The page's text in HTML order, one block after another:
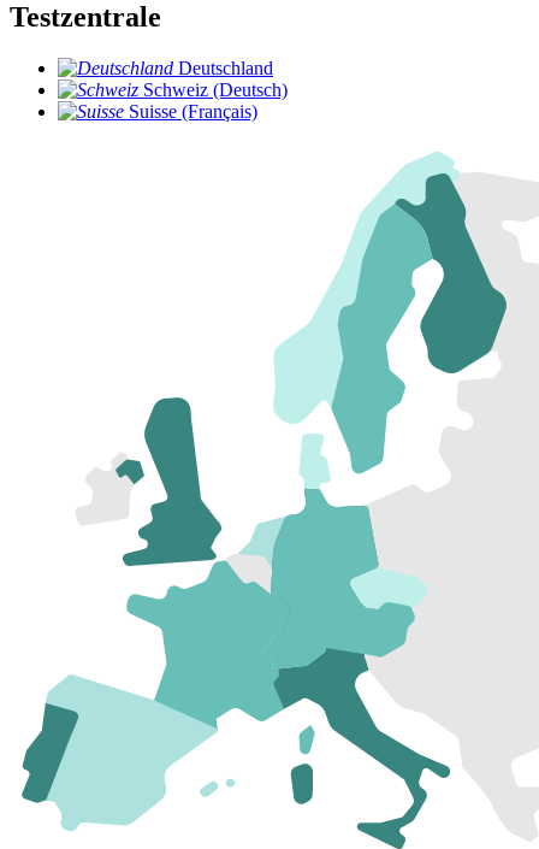
Testzentrale
Deutschland
Schweiz (Deutsch)
Suisse (Français)